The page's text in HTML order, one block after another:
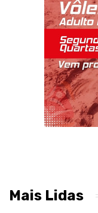
Mais Lidas